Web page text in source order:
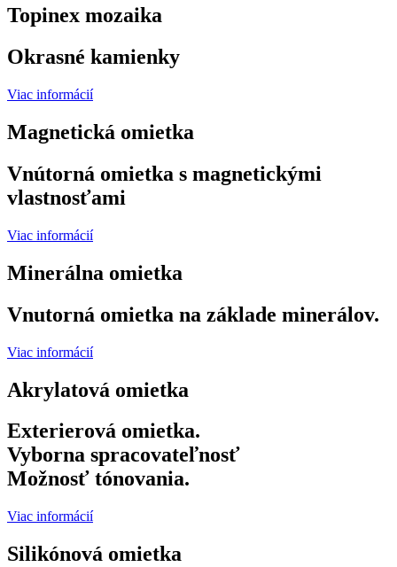
Topinex mozaika
Okrasné kamienky
Viac informácií
Magnetická omietka
Vnútorná omietka s magnetickými
vlastnosťami
Viac informácií
Minerálna omietka
Vnutorná omietka na základe minerálov.
Viac informácií
Akrylatová omietka
Exterierová omietka.
Vyborna spracovateľnosť
Možnosť tónovania.
Viac informácií
Silikónová omietka